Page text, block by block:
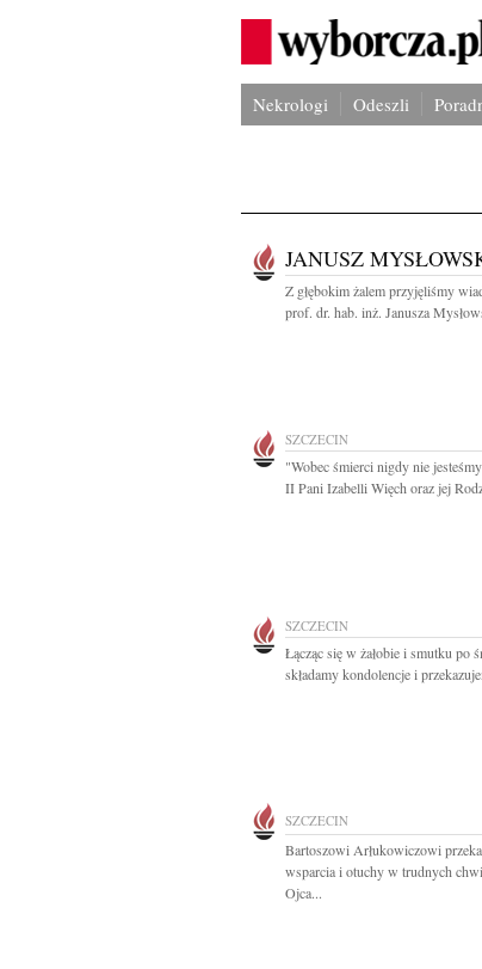
Nekrologi Odeszli
JANUSZ
Z głębokim żalem przyjęliśmy
prof. dr. hab. inż. Janusza
SZCZECIN
"Wobec śmierci nigdy nie
II Pani Izabelli Więch oraz jej
SZCZECIN
Łącząc się w żałobie i smutku po
składamy kondolencje i
SZCZECIN
Bartoszowi Arłukowiczowi
wsparcia i otuchy w trudnych
Ojca...